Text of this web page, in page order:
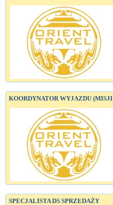
KOORDYNATOR WYJAZDU (MISJI
SPECJALISTA DS SPRZEDAŻY